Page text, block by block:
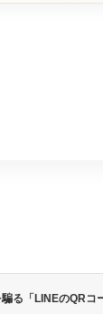
る「LINEのQRコ